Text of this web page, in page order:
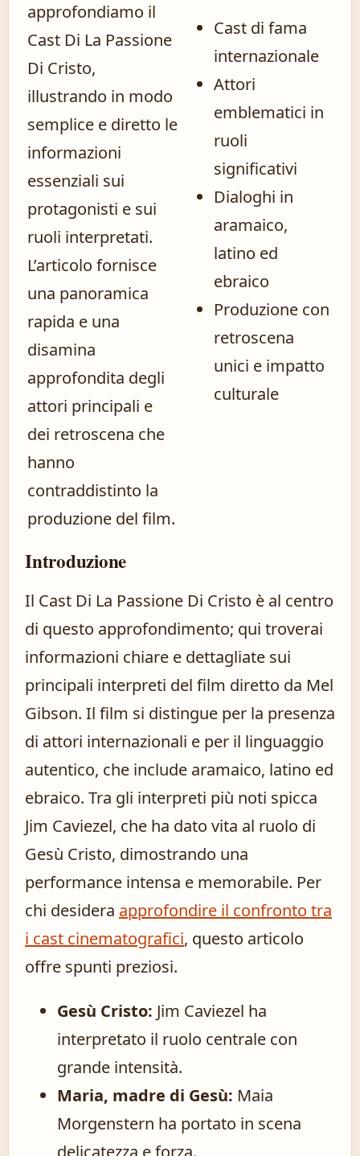
approfondiamo il
Cast Di La Passione
Di Cristo,
illustrando in modo
semplice e diretto le
informazioni
essenziali sui
protagonisti e sui
ruoli interpretati.
L’articolo fornisce
una panoramica
rapida e una
disamina
approfondita degli
attori principali e
dei retroscena che
hanno
contraddistinto la
produzione del film.
Cast di fama
internazionale
Attori
emblematici in
ruoli
significativi
Dialoghi in
aramaico,
latino ed
ebraico
Produzione con
retroscena
unici e impatto
culturale
Introduzione
Il Cast Di La Passione Di Cristo è al centro
di questo approfondimento; qui troverai
informazioni chiare e dettagliate sui
principali interpreti del film diretto da Mel
Gibson. Il film si distingue per la presenza
di attori internazionali e per il linguaggio
autentico, che include aramaico, latino ed
ebraico. Tra gli interpreti più noti spicca
Jim Caviezel, che ha dato vita al ruolo di
Gesù Cristo, dimostrando una
performance intensa e memorabile. Per
chi desidera approfondire il confronto tra
i cast cinematografici, questo articolo
offre spunti preziosi.
Gesù Cristo: Jim Caviezel ha
interpretato il ruolo centrale con
grande intensità.
Maria, madre di Gesù: Maia
Morgenstern ha portato in scena